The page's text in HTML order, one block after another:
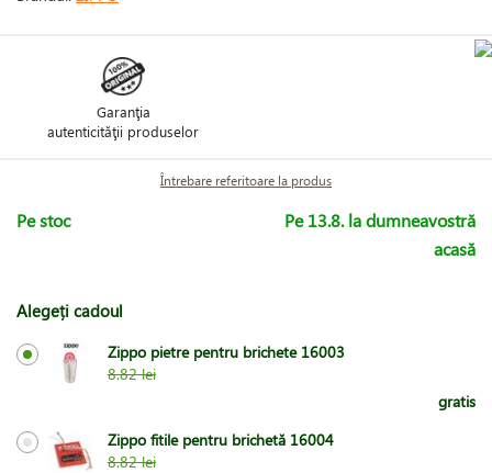
Garanţia
autenticităţii produselor
Întrebare referitoare la produs
Pe stoc
Pe 13.8. la dumneavostră
acasă
Alegeți cadoul
Zippo pietre pentru brichete 16003
8.82 lei
gratis
Zippo fitile pentru brichetă 16004
8.82 lei